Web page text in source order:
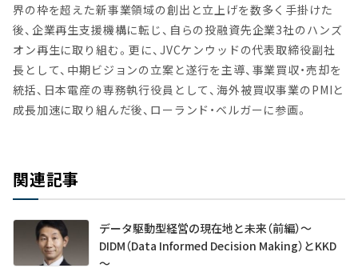
界の枠を超えた新事業領域の創出と立上げを数多く手掛けた
後、企業再生支援機構に転じ、自らの投融資先企業3社のハンズ
オン再生に取り組む。更に、JVCケンウッドの代表取締役副社
長として、中期ビジョンの立案と遂行を主導、事業買収・売却を
統括、日本電産の専務執行役員として、海外被買収事業のPMIと
成長加速に取り組んだ後、ローランド・ベルガーに参画。
関連記事
データ駆動型経営の現在地と未来（前編）～
DIDM（Data Informed Decision Making）とKKD
～